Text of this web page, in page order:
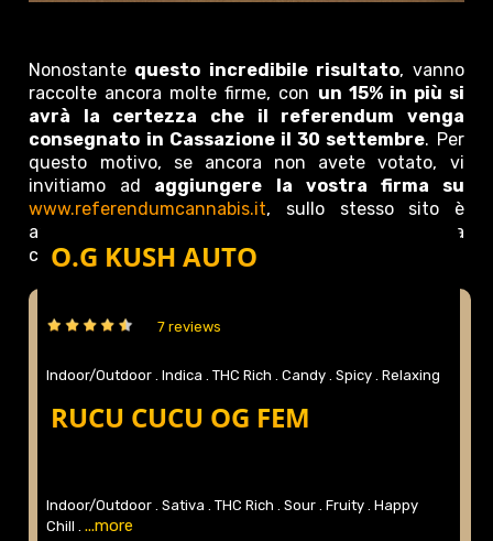
Nonostante questo incredibile risultato, vanno
raccolte ancora molte firme, con un 15% in più si
avrà la certezza che il referendum venga
consegnato in Cassazione il 30 settembre. Per
questo motivo, se ancora non avete votato, vi
invitiamo ad aggiungere la vostra firma su
www.referendumcannabis.it, sullo stesso sito è
anche possbile fare una donazione in sostegno della
campagna.
O.G KUSH AUTO
7 reviews
Indoor/Outdoor .Indica .THC Rich .Candy .Spicy .Relaxing
RUCU CUCU OG FEM
Indoor/Outdoor .Sativa .THC Rich .Sour .Fruity .Happy
Chill ....more